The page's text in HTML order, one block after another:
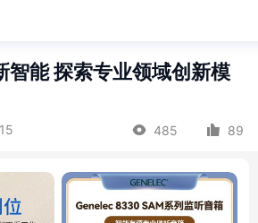
智能 探索专业领域创新模
485 89